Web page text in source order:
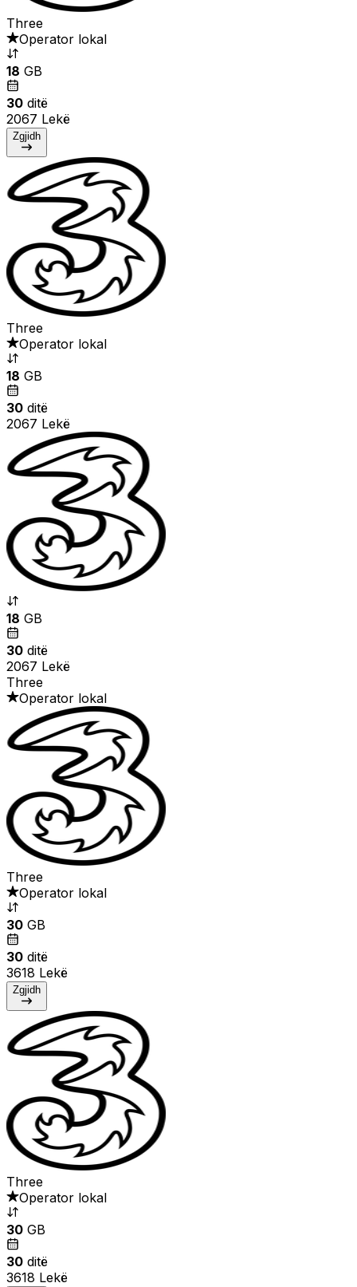
Three
Operator lokal
18 GB
30 ditë
2067 Lekë
Zgjidh
Three
Operator lokal
18 GB
30 ditë
2067 Lekë
18 GB
30 ditë
2067 Lekë
Three
Operator lokal
Three
Operator lokal
30 GB
30 ditë
3618 Lekë
Zgjidh
Three
Operator lokal
30 GB
30 ditë
3618 Lekë